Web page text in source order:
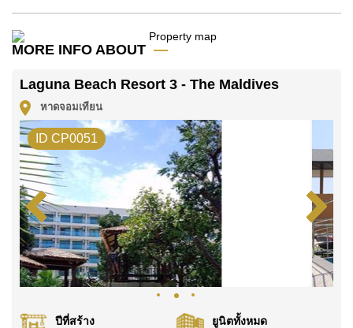
โฉนดที่ดินของอสังหาริมทรัพย์นี้อยู่ภายใต้กรรมสิทธิ์ ชื่อ
ค้นพบโอกาสในการทำให้ที่อยู่อาศัยนี้เป็นบ้านในฝันของ
คุณ!
ติดต่อ Cornerstone Real Estate โทร +6638411250
หรือ อีเมล info@cornerstone.co.th
WhatsApp ของสำนักงาน:+66807945904
และ LINE:
@cornerstonepattaya
MORE INFO ABOUT
Laguna Beach Resort 3 - The Maldives
หาดจอมเทียน
ID CP0051
ปีที่สร้าง
ยูนิตทั้งหมด